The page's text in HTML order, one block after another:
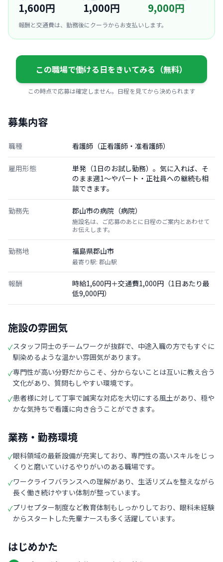
1,600円 1,000円 9,000円
報酬と交通費は、勤務後にクーラからお支払いします。
この職場で働ける日をきいてみる（無料）
この時点で応募は確定しません。日程を見てから決められます
募集内容
職種 看護師（正看護師・准看護師）
雇用形態
単発（1日のお試し勤務）。気に入れば、そ
のまま週1〜やパート・正社員への継続も相
談できます。
勤務先 郡山市の病院（病院）
施設名は、ご応募のあとに日程のご案内とあわせて
お伝えします。
勤務地 福島県郡山市
最寄り駅: 郡山駅
報酬
時給1,600円＋交通費1,000円（1日あたり最
低9,000円）
施設の雰囲気
✓スタッフ同士のチームワークが抜群で、中途入職の方でもすぐに
馴染めるような温かい雰囲気があります。
✓専門性が高い分野だからこそ、分からないことは互いに教え合う
文化があり、質問もしやすい環境です。
✓患者様に対して丁寧で誠実な対応を大切にする風土があり、穏や
かな気持ちで看護に向き合うことができます。
業務・勤務環境
✓眼科領域の最新設備が充実しており、専門性の高いスキルをじっ
くりと磨いていけるやりがいのある職場です。
✓ワークライフバランスへの理解があり、生活リズムを整えながら
長く働き続けやすい体制が整っています。
✓プリセプター制度など教育体制もしっかりしており、眼科未経験
からスタートした先輩ナースも多く活躍しています。
はじめかた